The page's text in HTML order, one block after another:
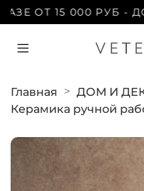
ОТ 15 000 РУБ -
Главная
ДОМ И
Керамика ручной